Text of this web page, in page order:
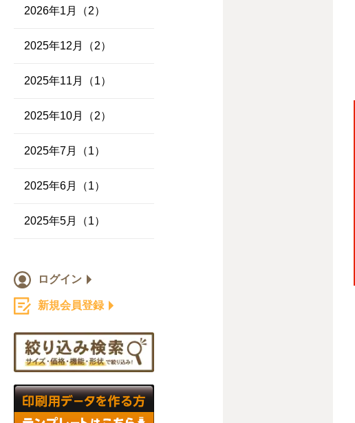
2026年1月（2）
2025年12月（2）
2025年11月（1）
2025年10月（2）
2025年7月（1）
2025年6月（1）
2025年5月（1）
ログイン
新規会員登録